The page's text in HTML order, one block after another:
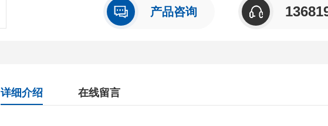
产品咨询
详细介绍 在线留言